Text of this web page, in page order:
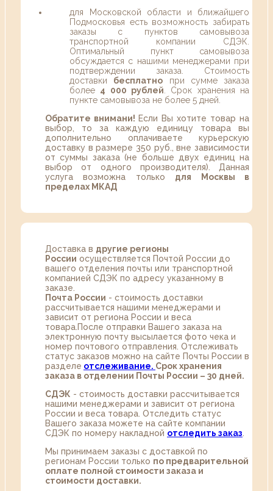
для Московской области и ближайшего
Подмосковья есть возможность забирать
заказы с пунктов самовывоза
транспортной компании СДЭК.
Оптимальный пункт самовывоза
обсуждается с нашими менеджерами при
подтверждении заказа. Стоимость
доставки бесплатно при сумме заказа
более 4 000 рублей . Срок хранения на
пункте самовывоза не более 5 дней.
Обратите внимани! Если Вы хотите товар на
выбор, то за каждую единицу товара вы
дополнительно оплачиваете курьерскую
доставку в размере 350 руб., вне зависимости
от суммы заказа (не больше двух единиц на
выбор от одного производителя). Данная
услуга возможна только для Москвы в
пределах МКАД
Доставка в другие регионы
России осуществляется Почтой России до
вашего отделения почты или транспортной
компанией СДЭК по адресу указанному в
заказе.
Почта России - стоимость доставки
рассчитывается нашими менеджерами и
зависит от региона России и веса
товара.После отправки Вашего заказа на
электронную почту высылается фото чека и
номер почтового отправления. Отслеживать
статус заказов можно на сайте Почты России в
разделе oтслеживание. Срок хранения
заказа в отделении Почты России – 30 дней.
СДЭК - стоимость доставки рассчитывается
нашими менеджерами и зависит от региона
России и веса товара. Отследить статус
Вашего заказа можете на сайте компании
СДЭК по номеру накладной отследить заказ
Мы принимаем заказы с доставкой по
регионам России только по предварительной
оплате полной стоимости заказа и
стоимости доставки.